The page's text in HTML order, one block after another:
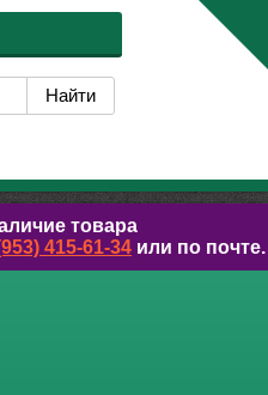
товара
415-61-34 или по почте.